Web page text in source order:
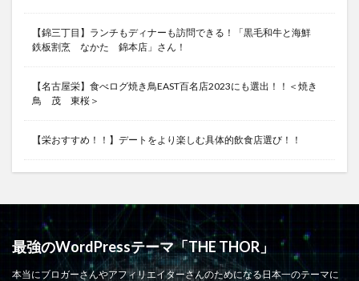
【錦三丁目】ランチもディナーも訪問できる！「黒毛和牛と海鮮
鉄板割烹 なかた 錦本店」さん！
【名古屋栄】食べログ焼き鳥EAST百名店2023にも選出！！＜焼き
鳥 茂 東桜＞
【栄おすすめ！！】デートをより楽しむ具体的飲食店選び！！
最強のWordPressテーマ「THE THOR」
本当にブロガーさんやアフィリエイターさんのためになる日本一のテーマに